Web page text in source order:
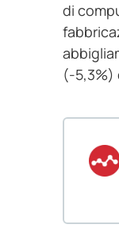
di
(-5,3%)